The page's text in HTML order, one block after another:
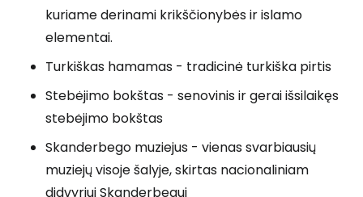
kuriame derinami krikščionybės ir islamo
elementai.
Turkiškas hamamas - tradicinė turkiška pirtis
Stebėjimo bokštas - senovinis ir gerai išsilaikęs
stebėjimo bokštas
Skanderbego muziejus - vienas svarbiausių
muziejų visoje šalyje, skirtas nacionaliniam
didvyriui Skanderbegui